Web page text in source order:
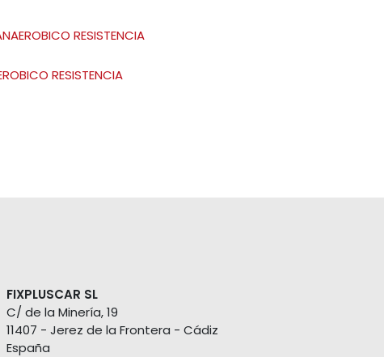
RESISTENCIA
RESISTENCIA
FIXPLUSCAR SL
C/ de la Minería, 19
11407 - Jerez de la Frontera - Cádiz
España